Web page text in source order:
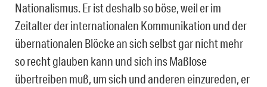
Nationalismus. Er ist deshalb so böse, weil er im
Zeitalter der internationalen Kommunikation und der
übernationalen Blöcke an sich selbst gar nicht mehr
so recht glauben kann und sich ins Maßlose
übertreiben muß, um sich und anderen einzureden, er